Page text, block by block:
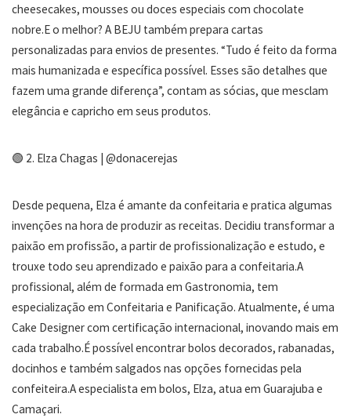
cheesecakes, mousses ou doces especiais com chocolate
nobre.E o melhor? A BEJU também prepara cartas
personalizadas para envios de presentes. “Tudo é feito da forma
mais humanizada e específica possível. Esses são detalhes que
fazem uma grande diferença”, contam as sócias, que mesclam
elegância e capricho em seus produtos.
🟢 2. Elza Chagas | @donacerejas
Desde pequena, Elza é amante da confeitaria e pratica algumas
invenções na hora de produzir as receitas. Decidiu transformar a
paixão em profissão, a partir de profissionalização e estudo, e
trouxe todo seu aprendizado e paixão para a confeitaria.A
profissional, além de formada em Gastronomia, tem
especialização em Confeitaria e Panificação. Atualmente, é uma
Cake Designer com certificação internacional, inovando mais em
cada trabalho.É possível encontrar bolos decorados, rabanadas,
docinhos e também salgados nas opções fornecidas pela
confeiteira.A especialista em bolos, Elza, atua em Guarajuba e
Camaçari.